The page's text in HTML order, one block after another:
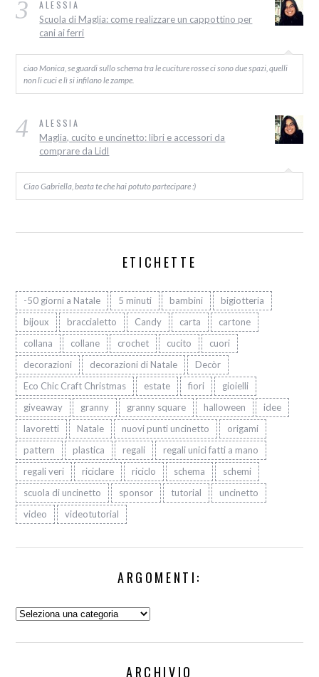
3 ALESSIA
Scuola di Maglia: come realizzare un cappottino per
cani ai ferri
ciao Monica, se guardi sullo schema tra le cuciture rosse ci sono due spazi, quelli
non li cuci e lì si infilano le zampe.
4 ALESSIA
Maglia, cucito e uncinetto: libri e accessori da
comprare da Lidl
Ciao Gabriella, beata te che hai potuto partecipare :)
ETICHETTE
-50 giorni a Natale 5 minuti bambini
bigiotteria
bijoux
braccialetto Candy carta
cartone
collana
collane crochet cucito
cuori
decorazioni
decorazioni di Natale
Decòr
Eco Chic Craft Christmas
estate fiori
gioielli
giveaway
granny granny square halloween
idee
lavoretti
Natale nuovi punti uncinetto
origami
pattern
plastica regali
regali unici fatti a mano
regali veri
riciclare riciclo schema
schemi
scuola di uncinetto
sponsor tutorial
uncinetto
video
videotutorial
ARGOMENTI:
Argomenti:
ARCHIVIO